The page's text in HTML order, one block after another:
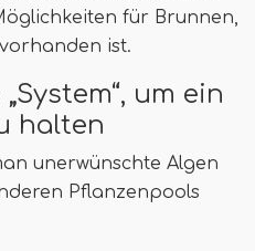
für Brunnen,
ist.
um ein
halten
unerwünschte Algen
Pflanzenpools